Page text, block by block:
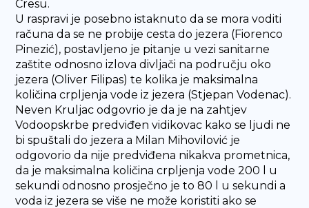
Cresu.
U raspravi je posebno istaknuto da se mora voditi
računa da se ne probije cesta do jezera (Fiorenco
Pinezić), postavljeno je pitanje u vezi sanitarne
zaštite odnosno izlova divljači na području oko
jezera (Oliver Filipas) te kolika je maksimalna
količina crpljenja vode iz jezera (Stjepan Vodenac).
Neven Kruljac odgovrio je da je na zahtjev
Vodoopskrbe predviđen vidikovac kako se ljudi ne
bi spuštali do jezera a Milan Mihovilović je
odgovorio da nije predviđena nikakva prometnica,
da je maksimalna količina crpljenja vode 200 l u
sekundi odnosno prosječno je to 80 l u sekundi a
voda iz jezera se više ne može koristiti ako se